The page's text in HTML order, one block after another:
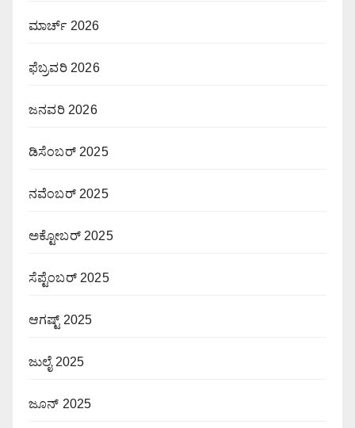
ಮಾರ್ಚ್ 2026
ಫೆಬ್ರವರಿ 2026
ಜನವರಿ 2026
ಡಿಸೆಂಬರ್ 2025
ನವೆಂಬರ್ 2025
ಅಕ್ಟೋಬರ್ 2025
ಸೆಪ್ಟೆಂಬರ್ 2025
ಆಗಷ್ಟ್ 2025
ಜುಲೈ 2025
ಜೂನ್ 2025